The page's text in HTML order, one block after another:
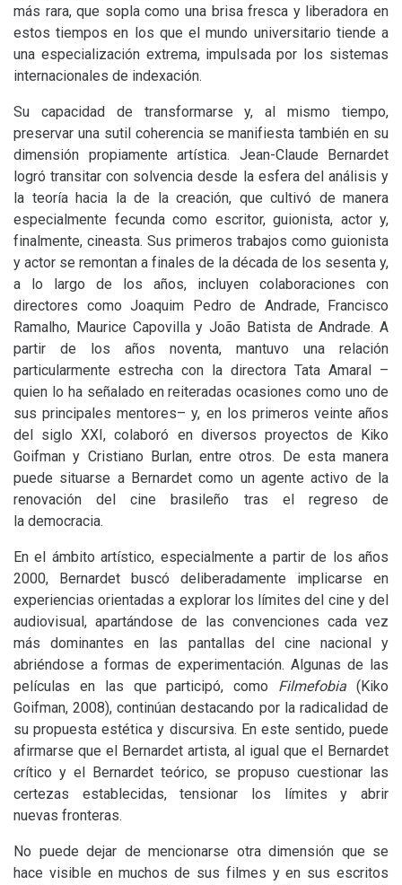
más rara, que sopla como una brisa fresca y liberadora en
estos tiempos en los que el mundo universitario tiende a
una especialización extrema, impulsada por los sistemas
internacionales de indexación.
Su capacidad de transformarse y, al mismo tiempo,
preservar una sutil coherencia se manifiesta también en su
dimensión propiamente artística. Jean-Claude Bernardet
logró transitar con solvencia desde la esfera del análisis y
la teoría hacia la de la creación, que cultivó de manera
especialmente fecunda como escritor, guionista, actor y,
finalmente, cineasta. Sus primeros trabajos como guionista
y actor se remontan a finales de la década de los sesenta y,
a lo largo de los años, incluyen colaboraciones con
directores como Joaquim Pedro de Andrade, Francisco
Ramalho, Maurice Capovilla y João Batista de Andrade. A
partir de los años noventa, mantuvo una relación
particularmente estrecha con la directora Tata Amaral –
quien lo ha señalado en reiteradas ocasiones como uno de
sus principales mentores– y, en los primeros veinte años
del sigloXXI, colaboró en diversos proyectos de Kiko
Goifman y Cristiano Burlan, entre otros. De esta manera
puede situarse a Bernardet como un agente activo de la
renovación del cine brasileño tras el regreso de
la democracia.
En el ámbito artístico, especialmente a partir de los años
2000, Bernardet buscó deliberadamente implicarse en
experiencias orientadas a explorar los límites del cine y del
audiovisual, apartándose de las convenciones cada vez
más dominantes en las pantallas del cine nacional y
abriéndose a formas de experimentación. Algunas de las
películas en las que participó, como Filmefobia (Kiko
Goifman, 2008), continúan destacando por la radicalidad de
su propuesta estética y discursiva. En este sentido, puede
afirmarse que el Bernardet artista, al igual que el Bernardet
crítico y el Bernardet teórico, se propuso cuestionar las
certezas establecidas, tensionar los límites y abrir
nuevas fronteras.
No puede dejar de mencionarse otra dimensión que se
hace visible en muchos de sus filmes y en sus escritos